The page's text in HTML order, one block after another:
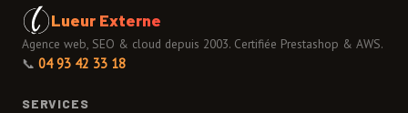
Lueur Externe
Agence web, SEO & cloud depuis 2003. Certifiée Prestashop & AWS.
📞 04 93 42 33 18
SERVICES